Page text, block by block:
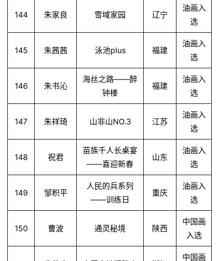
144 朱家良 雪域家园 辽宁
油画入
选
145 朱茜茜 泳池plus 福建
油画入
选
146 朱书沁
海丝之路——醉
钟楼
福建
油画入
选
147 朱祥琦 山非山NO.3 江苏
油画入
选
148 祝君
苗族千人长桌宴
——喜迎新春
山东
油画入
选
149 邹积平
人民的兵系列
——训练日
重庆
油画入
选
150 曹波 通灵秘境 陕西
中国画
入选
中国画